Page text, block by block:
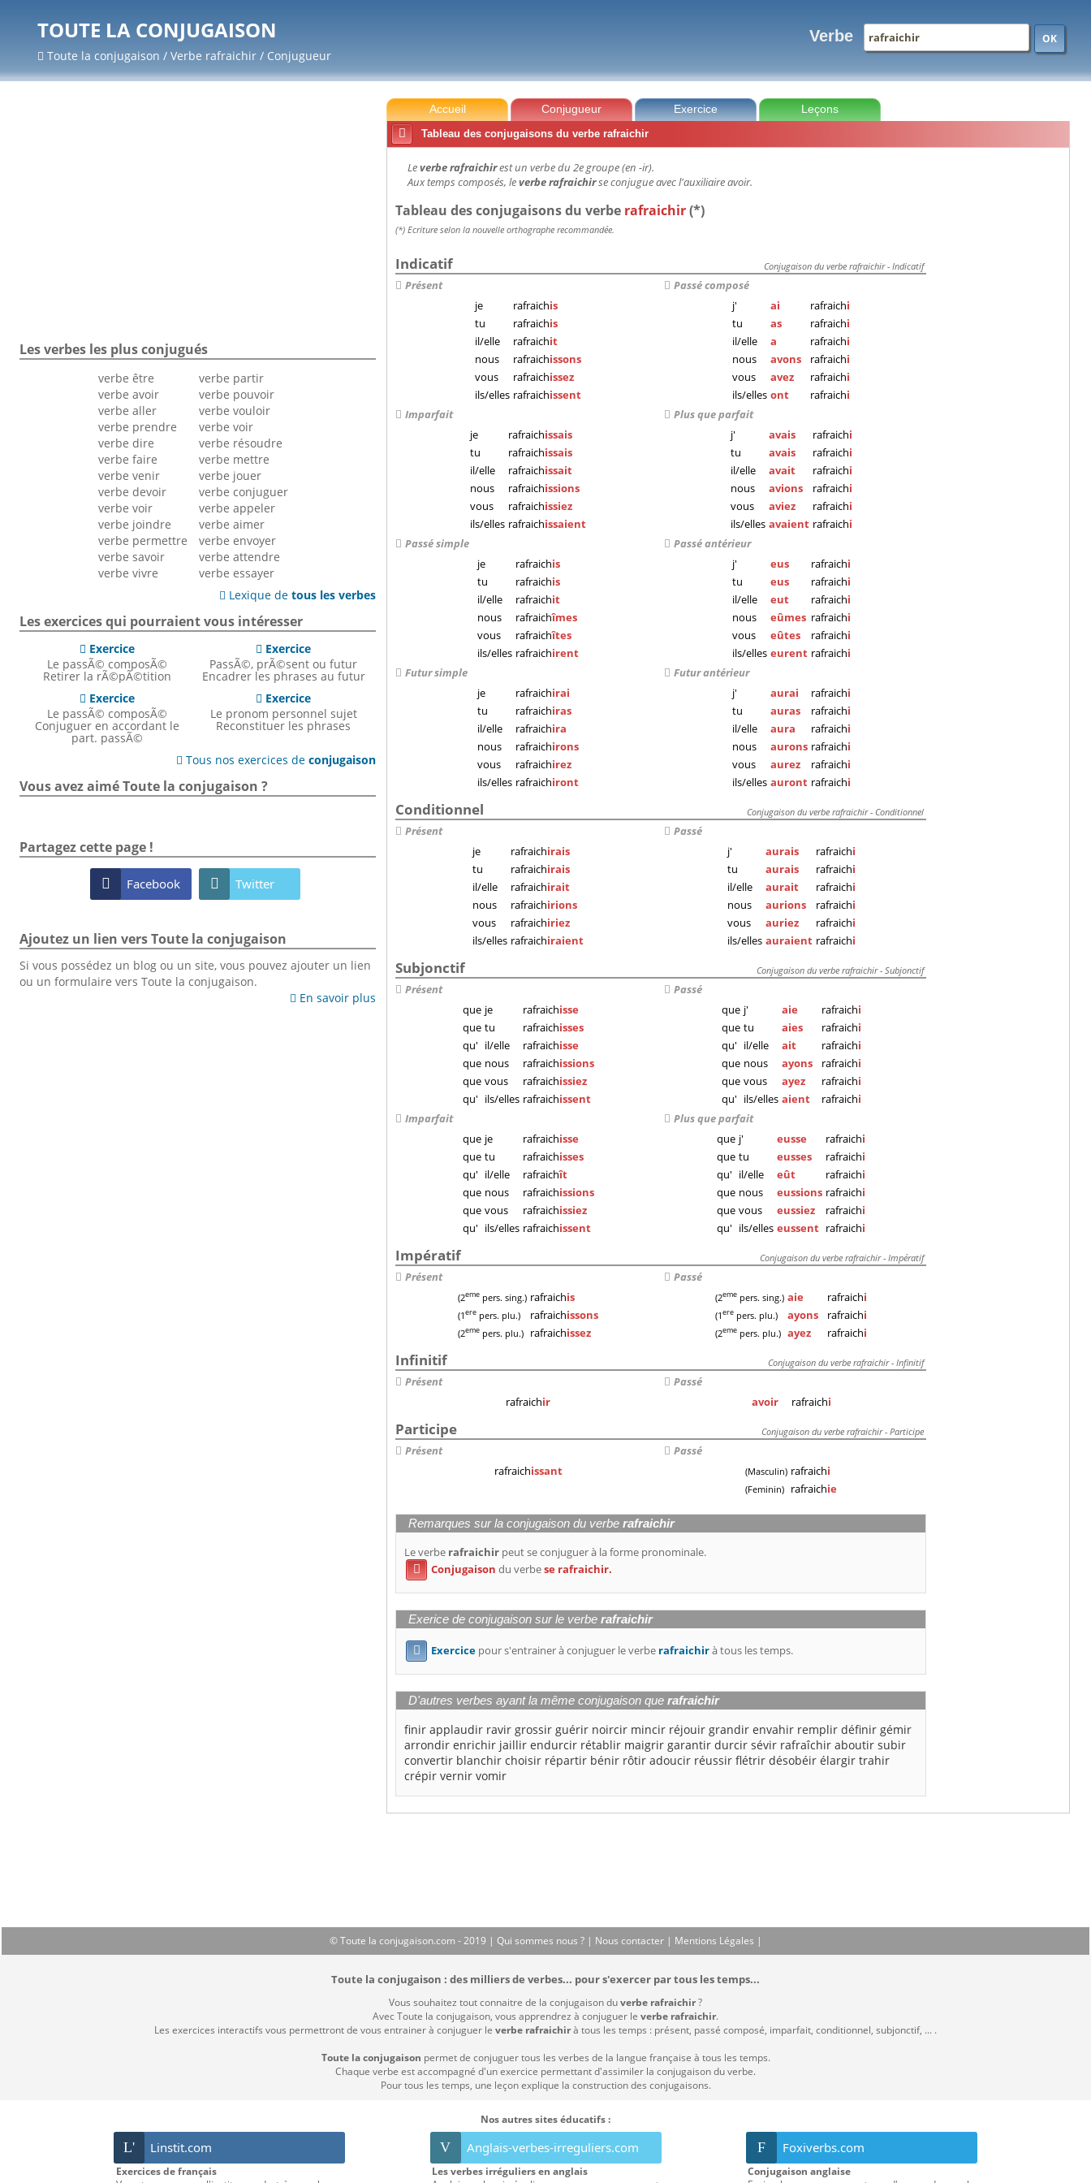
TOUTE LA CONJUGAISON
Toute la conjugaison / Verbe rafraichir / Conjugueur
Verbe OK
Accueil Conjugueur Exercice
Leçons

Tableau des conjugaisons du verbe rafraichir
Leverbe rafraichirest un verbe du 2e groupe (en -ir).
Aux temps composés, leverbe rafraichirse conjugue avec l'auxiliaire avoir.
Tableau des conjugaisons du verbe rafraichir(*)
(*) Ecriture selon la nouvelle orthographe recommandée.
Conjugaison du verbe rafraichir - Indicatif
Indicatif
Présent
je
rafraichis
tu
rafraichis
il/elle
rafraichit
nous
rafraichissons
vous
rafraichissez
ils/elles rafraichissent
Passé composé
j'
ai rafraichi
tu
as rafraichi
il/elle
a rafraichi
nous
avons rafraichi
vous
avez rafraichi
ils/elles ont rafraichi
Imparfait
je
rafraichissais
tu
rafraichissais
il/elle
rafraichissait
nous
rafraichissions
vous
rafraichissiez
ils/elles rafraichissaient
Plus que parfait
j'
avais rafraichi
tu
avais rafraichi
il/elle
avait rafraichi
nous
avions rafraichi
vous
aviez rafraichi
ils/elles avaient rafraichi
Passé simple
je
rafraichis
tu
rafraichis
il/elle
rafraichit
nous
rafraichîmes
vous
rafraichîtes
ils/elles rafraichirent
Passé antérieur
j'
eus rafraichi
tu
eus rafraichi
il/elle
eut rafraichi
nous
eûmes rafraichi
vous
eûtes rafraichi
ils/elles eurent rafraichi
Futur simple
je
rafraichirai
tu
rafraichiras
il/elle
rafraichira
nous
rafraichirons
vous
rafraichirez
ils/elles rafraichiront
Futur antérieur
j'
aurai rafraichi
tu
auras rafraichi
il/elle
aura rafraichi
nous
aurons rafraichi
vous
aurez rafraichi
ils/elles auront rafraichi
Conjugaison du verbe rafraichir - Conditionnel
Conditionnel
Présent
je
rafraichirais
tu
rafraichirais
il/elle
rafraichirait
nous
rafraichirions
vous
rafraichiriez
ils/elles rafraichiraient
Passé
j'
aurais rafraichi
tu
aurais rafraichi
il/elle
aurait rafraichi
nous
aurions rafraichi
vous
auriez rafraichi
ils/elles auraient rafraichi
Conjugaison du verbe rafraichir - Subjonctif
Subjonctif
Présent
que je rafraichisse
que tu rafraichisses
qu' il/elle rafraichisse
que nous rafraichissions
que vous rafraichissiez
qu' ils/elles rafraichissent
Passé
que j' aie rafraichi
que tu aies rafraichi
qu' il/elle ait rafraichi
que nous ayons rafraichi
que vous ayez rafraichi
qu' ils/elles aient rafraichi
Imparfait
que je rafraichisse
que tu rafraichisses
qu' il/elle rafraichît
que nous rafraichissions
que vous rafraichissiez
qu' ils/elles rafraichissent
Plus que parfait
que j' eusse rafraichi
que tu eusses rafraichi
qu' il/elle eût rafraichi
que nous eussions rafraichi
que vous eussiez rafraichi
qu' ils/elles eussent rafraichi
Conjugaison du verbe rafraichir - Impératif
Impératif
Présent
(2eme pers. sing.) rafraichis
(1ere pers. plu.) rafraichissons
(2eme pers. plu.) rafraichissez
Passé
(2eme pers. sing.) aie rafraichi
(1ere pers. plu.) ayons rafraichi
(2eme pers. plu.) ayez rafraichi
Conjugaison du verbe rafraichir - Infinitif
Infinitif
Présent
rafraichir
Passé
avoir
rafraichi
Conjugaison du verbe rafraichir - Participe
Participe
Présent
rafraichissant
Passé
(Masculin) rafraichi
(Feminin) rafraichie
Remarques sur la conjugaison du verberafraichir
Le verbe rafraichir peut se conjuguer à la forme pronominale.
 Conjugaison du verbese rafraichir.
Exerice de conjugaison sur le verberafraichir
 Exercice pour s'entrainer à conjuguer le verbe rafraichirà tous les temps.
D'autres verbes ayant la même conjugaison querafraichir
finir applaudir ravir grossir guérir noircir mincir réjouir grandir envahir remplir définir gémir
arrondir enrichir jaillir endurcir rétablir maigrir garantir durcir sévir rafraîchir aboutir subir
convertir blanchir choisir répartir bénir rôtir adoucir réussir flétrir désobéir élargir trahir
crépir vernir vomir
Les verbes les plus conjugués
verbe être
verbe avoir
verbe aller
verbe prendre
verbe dire
verbe faire
verbe venir
verbe devoir
verbe voir
verbe joindre
verbe permettre
verbe savoir
verbe vivre
verbe partir
verbe pouvoir
verbe vouloir
verbe voir
verbe résoudre
verbe mettre
verbe jouer
verbe conjuguer
verbe appeler
verbe aimer
verbe envoyer
verbe attendre
verbe essayer
 Lexique detous les verbes
Les exercices qui pourraient vous intéresser
 Exercice
Le passÃ© composÃ©
Retirer la rÃ©pÃ©tition
 Exercice
PassÃ©, prÃ©sent ou futur
Encadrer les phrases au futur
 Exercice
Le passÃ© composÃ©
Conjuguer en accordant le
part. passÃ©
 Exercice
Le pronom personnel sujet
Reconstituer les phrases
 Tous nos exercices deconjugaison
Vous avez aimé Toute la conjugaison ?
Partagez cette page !
 Facebook  Twitter
Ajoutez un lien vers Toute la conjugaison
Si vous possédez un blog ou un site, vous pouvez ajouter un lien
ou un formulaire vers Toute la conjugaison.
 En savoir plus
© Toute la conjugaison.com - 2019 | Qui sommes nous ? | Nous contacter | Mentions Légales |
Toute la conjugaison : des milliers de verbes... pour s'exercer par tous les temps...
Vous souhaitez tout connaitre de la conjugaison duverbe rafraichir?
Avec Toute la conjugaison, vous apprendrez à conjuguer le verbe rafraichir.
Les exercices interactifs vous permettront de vous entrainer à conjuguer le verbe rafraichirà tous les temps : présent, passé composé, imparfait, conditionnel, subjonctif, ... .
Toute la conjugaison permet de conjuguer tous les verbes de la langue française à tous les temps.
Chaque verbe est accompagné d'un exercice permettant d'assimiler la conjugaison du verbe.
Pour tous les temps, une leçon explique la construction des conjugaisons.
Nos autres sites éducatifs :
L' Linstit.com
Exercices de français
V Anglais-verbes-irreguliers.com
Les verbes irréguliers en anglais
F Foxiverbs.com
Conjugaison anglaise